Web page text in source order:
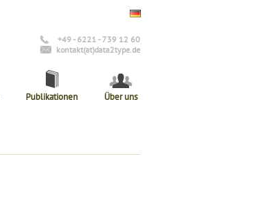
+49 - 6221 - 739 12 60
kontakt(at)data2type.de
Publikationen Über uns